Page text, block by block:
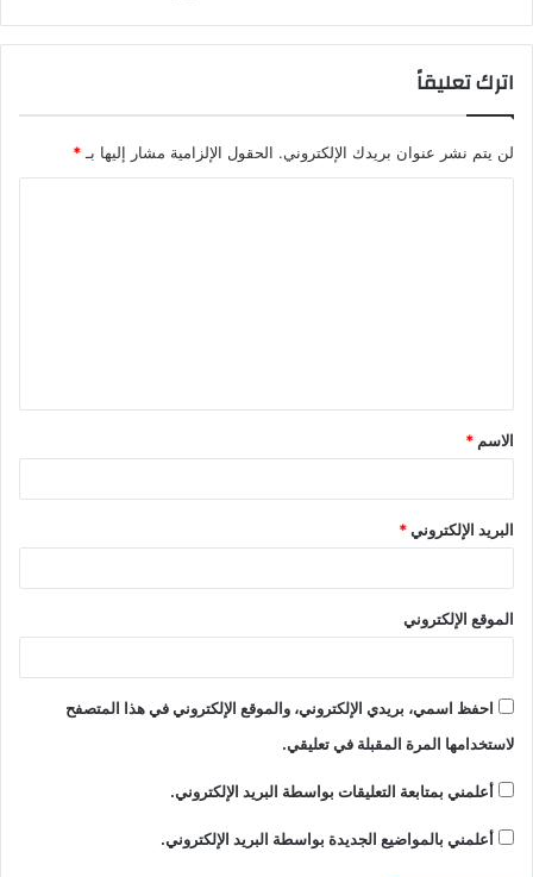
اترك تعليقاً
لن يتم نشر عنوان بريدك الإلكتروني. الحقول الإلزامية مشار إليها بـ*
الاسم *
البريد الإلكتروني*
الموقع الإلكتروني
احفظ اسمي، بريدي الإلكتروني، والموقع الإلكتروني في هذا المتصفح
لاستخدامها المرة المقبلة في تعليقي.
أعلمني بمتابعة التعليقات بواسطة البريد الإلكتروني.
أعلمني بالمواضيع الجديدة بواسطة البريد الإلكتروني.